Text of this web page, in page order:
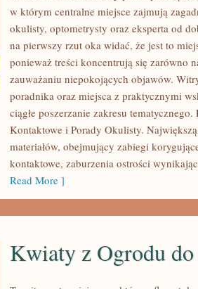
OKULARY
SOCZEWKI
KONTAKTOWE
w którym centralne miejsce zajmują
okulisty, optometrysty oraz eksperta od
na pierwszy rzut oka widać, że jest to
ponieważ treści koncentrują się zarówno
zauważaniu niepokojących objawów.
poradnika oraz miejsca z praktycznymi
ciągłe poszerzanie zakresu
Kontaktowe i Porady Okulisty.
materiałów, obejmujący zabiegi
kontaktowe, zaburzenia ostrości
Read More ]
Kwiaty z Ogrodu